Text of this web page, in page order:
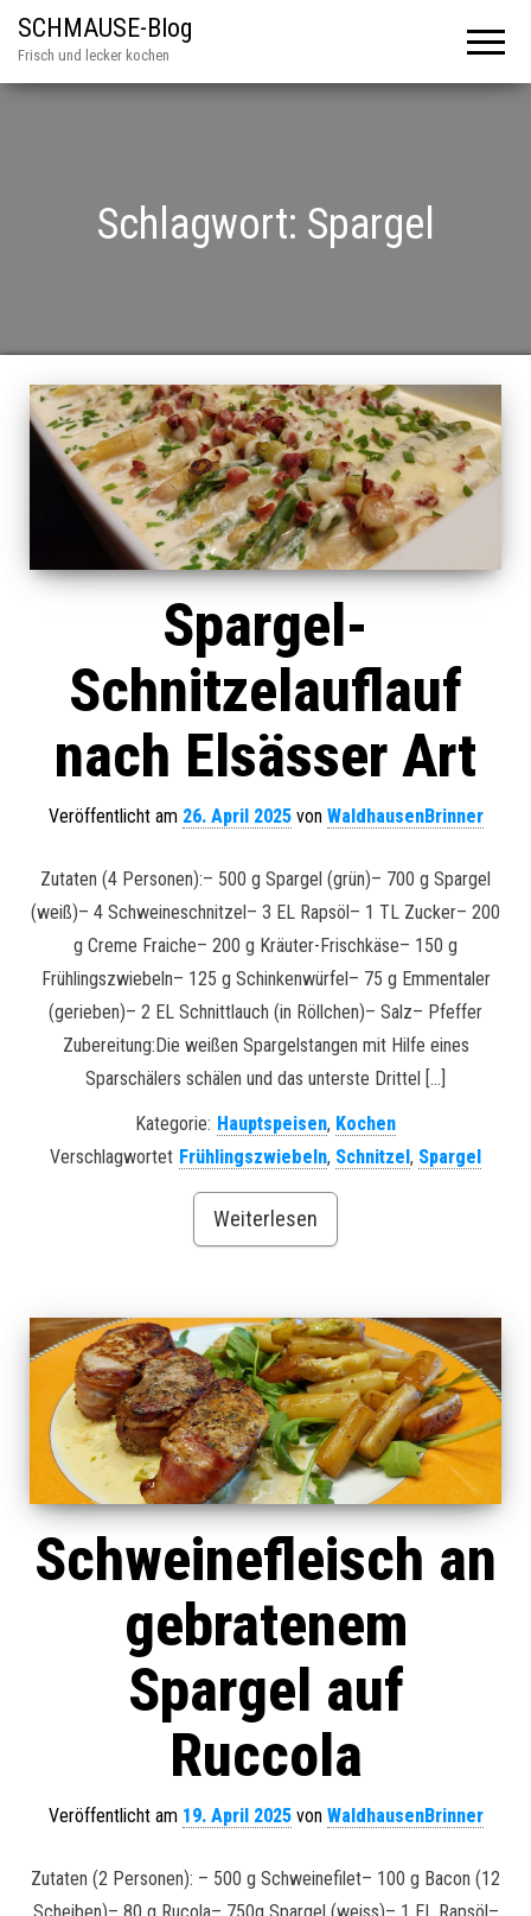
SCHMAUSE-Blog
Frisch und lecker kochen
Schlagwort: Spargel
Spargel-
Schnitzelauflauf
nach Elsässer Art
Veröffentlicht am 26. April 2025von WaldhausenBrinner
Zutaten (4 Personen):– 500 g Spargel (grün)– 700 g Spargel
(weiß)– 4 Schweineschnitzel– 3 EL Rapsöl– 1 TL Zucker– 200
g Creme Fraiche– 200 g Kräuter-Frischkäse– 150 g
Frühlingszwiebeln– 125 g Schinkenwürfel– 75 g Emmentaler
(gerieben)– 2 EL Schnittlauch (in Röllchen)– Salz– Pfeffer
Zubereitung:Die weißen Spargelstangen mit Hilfe eines
Sparschälers schälen und das unterste Drittel […]
Kategorie: Hauptspeisen, Kochen
Verschlagwortet Frühlingszwiebeln, Schnitzel , Spargel
Weiterlesen
Schweinefleisch an
gebratenem
Spargel auf
Ruccola
Veröffentlicht am 19. April 2025von WaldhausenBrinner
Zutaten (2 Personen): – 500 g Schweinefilet– 100 g Bacon (12